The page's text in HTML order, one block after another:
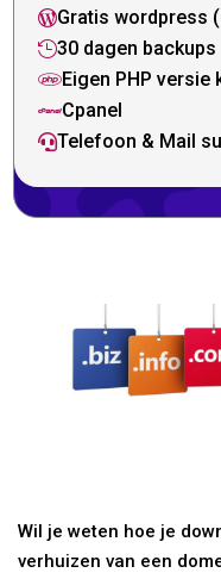
Gratis wordpress
30 dagen backups
Eigen PHP versie
Cpanel
Telefoon & Mail
Wil je weten hoe je
verhuizen van een